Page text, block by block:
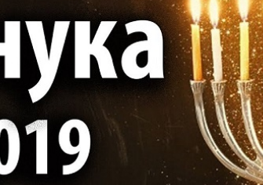
света